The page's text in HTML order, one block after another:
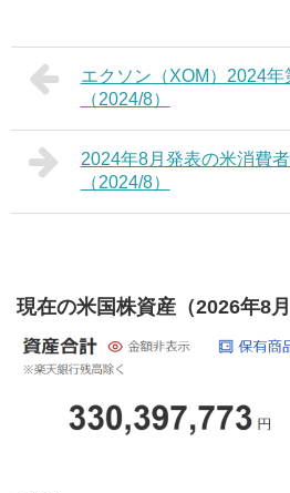
エクソン（XOM）2024
（2024/8）
2024年8月発表の米消費
（2024/8）
現在の米国株資産（2026年8月